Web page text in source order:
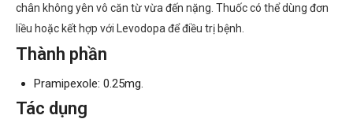
chân không yên vô căn từ vừa đến nặng. Thuốc có thể dùng đơn
liều hoặc kết hợp với Levodopa để điều trị bệnh.
Thành phần
Pramipexole: 0.25mg.
Tác dụng